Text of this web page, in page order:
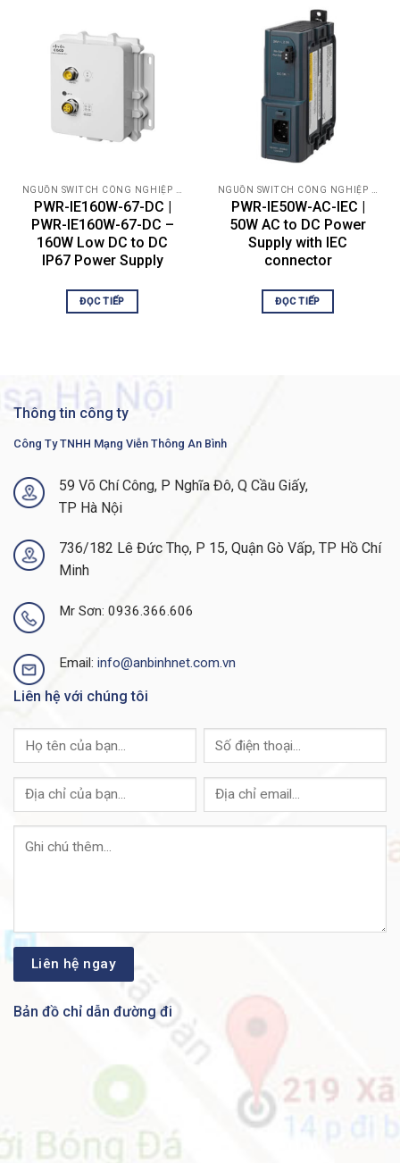
Compliant Standards
NEMA Type 4, IP67
Environmental Parameters
Max Operating Temperature
167 °F
Humidity Range Operating
5 – 95% (non-condensing)
Dimensions & Weight
Weight
Compatibility Information
Designed For
2000 IP67 Series
FAQ:
INDUSTRIAL PWR-IE180W-67-AC
Nguồn Switch Công Nghiệp Cisco PWR-IE180W-67-
AC Có Chính Hãng Không?
Trả lời:
ANBINHNET ™
Industrialchính hãng tại Việt Nam. Chúng tôi cam kết
các sản phẩm Cisco do chúng tôi cung cấp đều là
máy sản xuất với chất lượng mới, New Fullbox 100%.
do đó, Quý khách hoàn toàn có thể yên tâm về chất
lượng của các sản phẩm do chúng tôi bán ra.
Trả lời: ANBINHNET ™cam kết các sản phẩm tất cả
Nguồn Switch Công Nghiệp Cisco
chung, cũng như toàn bộ các sản phẩm Cisco
Nexus nói riêng đều được bảo hành mặc định trong 12
Tháng theo quy định của nhà sản xuất. Tuy nhiên, quý
Hành Vàng với thời gian bảo hành lên tới 36 Tháng tại
Nguồn Switch Công Nghiệp Cisco PWR-IE180W-67-
PWR-IE160W-67-DC |
PWR-IE160W-67-DC –
160W Low DC to DC
IP67 Power Supply
ĐỌC TIẾP
PWR-IE50W-AC-IEC |
50W AC to DC Power
Supply with IEC
connector
ĐỌC TIẾP
Thông tin công ty
Công Ty TNHH Mạng Viễn Thông An Bình
59 Võ Chí Công, P Nghĩa Đô, Q Cầu Giấy,
TP Hà Nội
736/182 Lê Đức Thọ, P 15, Quận Gò Vấp, TP Hồ Chí
Minh
Mr Sơn: 0936.366.606
Email: info@anbinhnet.com.vn
Liên hệ với chúng tôi
Bản đồ chỉ dẫn đường đi